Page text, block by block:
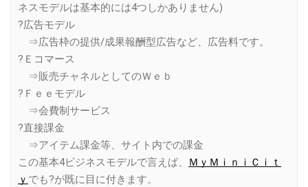
ネスモデルは基本的には4つしかありません)
?広告モデル
⇒広告枠の提供/成果報酬型広告など、広告料です。
?Ｅコマース
⇒販売チャネルとしてのＷｅｂ
?Ｆｅｅモデル
⇒会費制サービス
?直接課金
⇒アイテム課金等、サイト内での課金
この基本4ビジネスモデルで言えば、
ＭｙＭｉｎｉＣｉｔ
ｙ でも?が既に目に付きます。